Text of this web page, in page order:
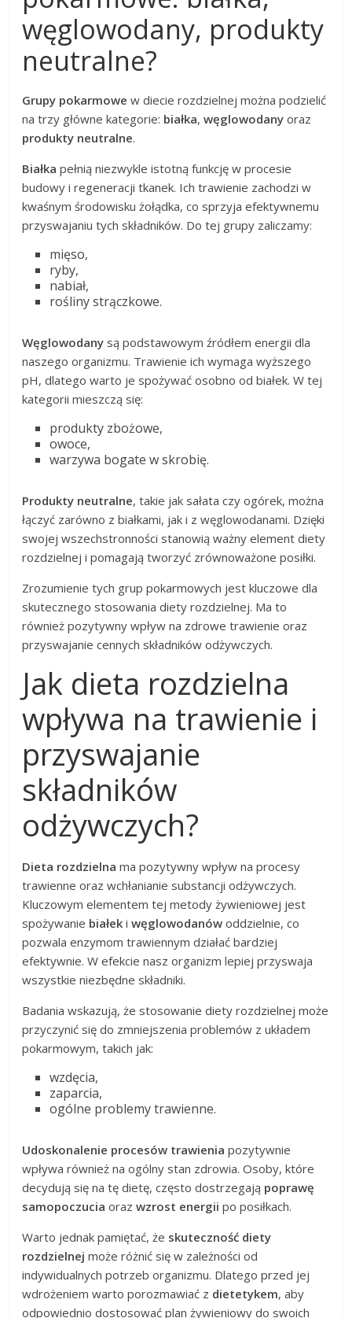
węglowodany, produkty
neutralne?
Grupy pokarmowe w diecie rozdzielnej można podzielić
na trzy główne kategorie: białka,węglowodany oraz
produkty neutralne.
Białka pełnią niezwykle istotną funkcję w procesie
budowy i regeneracji tkanek. Ich trawienie zachodzi w
kwaśnym środowisku żołądka, co sprzyja efektywnemu
przyswajaniu tych składników. Do tej grupy zaliczamy:
mięso,
ryby,
nabiał,
rośliny strączkowe.
Węglowodany są podstawowym źródłem energii dla
naszego organizmu. Trawienie ich wymaga wyższego
pH, dlatego warto je spożywać osobno od białek. W tej
kategorii mieszczą się:
produkty zbożowe,
owoce,
warzywa bogate w skrobię.
Produkty neutralne, takie jak sałata czy ogórek, można
łączyć zarówno z białkami, jak i z węglowodanami. Dzięki
swojej wszechstronności stanowią ważny element diety
rozdzielnej i pomagają tworzyć zrównoważone posiłki.
Zrozumienie tych grup pokarmowych jest kluczowe dla
skutecznego stosowania diety rozdzielnej. Ma to
również pozytywny wpływ na zdrowe trawienie oraz
przyswajanie cennych składników odżywczych.
Jak dieta rozdzielna
wpływa na trawienie i
przyswajanie
składników
odżywczych?
Dieta rozdzielna ma pozytywny wpływ na procesy
trawienne oraz wchłanianie substancji odżywczych.
Kluczowym elementem tej metody żywieniowej jest
spożywanie białek iwęglowodanów oddzielnie, co
pozwala enzymom trawiennym działać bardziej
efektywnie. W efekcie nasz organizm lepiej przyswaja
wszystkie niezbędne składniki.
Badania wskazują, że stosowanie diety rozdzielnej może
przyczynić się do zmniejszenia problemów z układem
pokarmowym, takich jak:
wzdęcia,
zaparcia,
ogólne problemy trawienne.
Udoskonalenie procesów trawienia pozytywnie
wpływa również na ogólny stan zdrowia. Osoby, które
decydują się na tę dietę, często dostrzegają poprawę
samopoczucia orazwzrost energii po posiłkach.
Warto jednak pamiętać, że skuteczność diety
rozdzielnej może różnić się w zależności od
indywidualnych potrzeb organizmu. Dlatego przed jej
wdrożeniem warto porozmawiać z dietetykem, aby
odpowiednio dostosować plan żywieniowy do swoich